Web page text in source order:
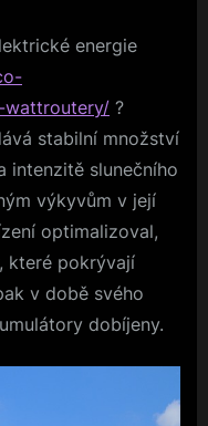
energie
wattroutery/ ?
stabilní množství
intenzitě slunečního
výkyvům v její
optimalizoval,
které pokrývají
v době svého
dobíjeny.